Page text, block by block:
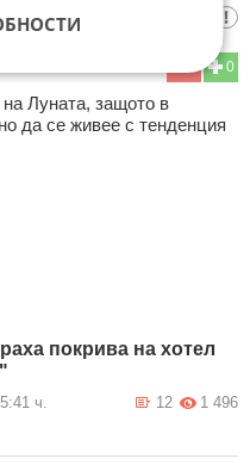
0
Луната, защото в
да се живее с тенденция
покрива на хотел
ч. 1 496
12